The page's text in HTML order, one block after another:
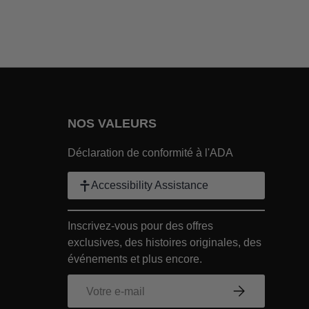
Footer Link
Footer Link
ENTREPRISE Footer Link
NOS VALEURS
Déclaration de conformité à l'ADA
Accessibility Assistance
Inscrivez-vous pour des offres
exclusives, des histoires originales, des
événements et plus encore.
S’inscrire